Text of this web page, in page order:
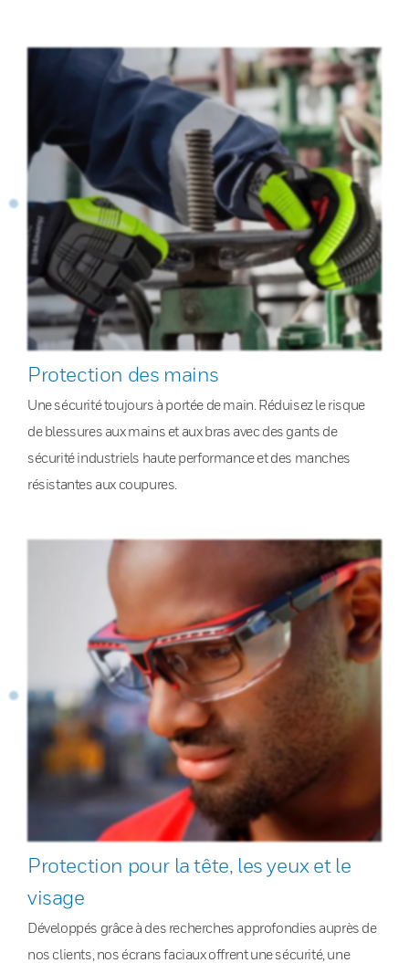
Protection des mains
Une sécurité toujours à portée de main. Réduisez le risque
de blessures aux mains et aux bras avec des gants de
sécurité industriels haute performance et des manches
résistantes aux coupures.
Protection pour la tête, les yeux et le
visage
Développés grâce à des recherches approfondies auprès de
nos clients, nos écrans faciaux offrent une sécurité, une